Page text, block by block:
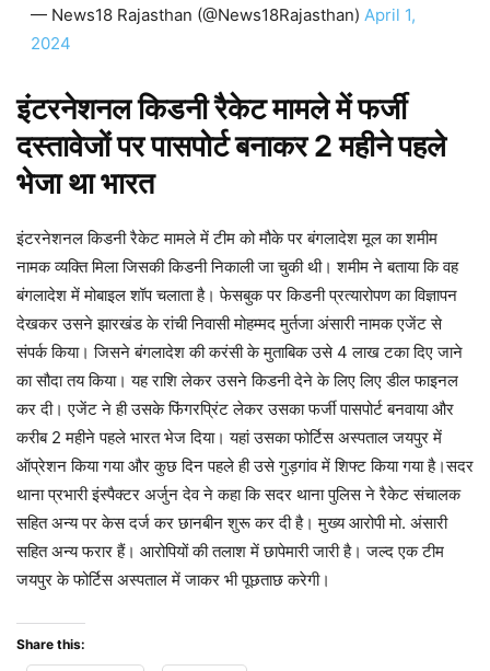
— News18 Rajasthan (@News18Rajasthan) April 1,
2024
इंटरनेशनल किडनी रैकेट मामले में फर्जी
दस्तावेजों पर पासपोर्ट बनाकर 2 महीने पहले
भेजा था भारत
इंटरनेशनल किडनी रैकेट मामले में टीम को मौके पर बंगलादेश मूल का शमीम
नामक व्यक्ति मिला जिसकी किडनी निकाली जा चुकी थी। शमीम ने बताया कि वह
बंगलादेश में मोबाइल शॉप चलाता है। फेसबुक पर किडनी प्रत्यारोपण का विज्ञापन
देखकर उसने झारखंड के रांची निवासी मोहम्मद मुर्तजा अंसारी नामक एजेंट से
संपर्क किया। जिसने बंगलादेश की करंसी के मुताबिक उसे 4 लाख टका दिए जाने
का सौदा तय किया। यह राशि लेकर उसने किडनी देने के लिए लिए डील फाइनल
कर दी। एजेंट ने ही उसके फिंगरप्रिंट लेकर उसका फर्जी पासपोर्ट बनवाया और
करीब 2 महीने पहले भारत भेज दिया। यहां उसका फोर्टिस अस्पताल जयपुर में
ऑप्रेशन किया गया और कुछ दिन पहले ही उसे गुड़गांव में शिफ्ट किया गया है।सदर
थाना प्रभारी इंस्पैक्टर अर्जुन देव ने कहा कि सदर थाना पुलिस ने रैकेट संचालक
सहित अन्य पर केस दर्ज कर छानबीन शुरू कर दी है। मुख्य आरोपी मो. अंसारी
सहित अन्य फरार हैं। आरोपियों की तलाश में छापेमारी जारी है। जल्द एक टीम
जयपुर के फोर्टिस अस्पताल में जाकर भी पूछताछ करेगी।
Share this: